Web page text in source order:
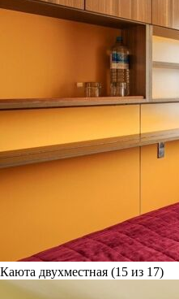
Каюта двухместная (15 из 17)